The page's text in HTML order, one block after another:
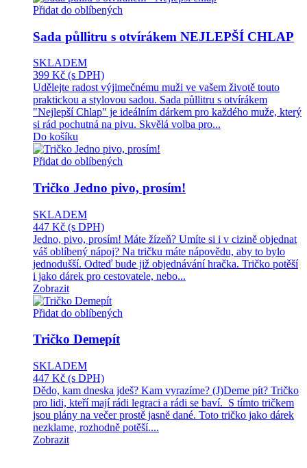
Přidat do oblíbených
Sada půllitru s otvírákem NEJLEPŠÍ CHLAP
SKLADEM
399 Kč (s DPH)
Udělejte radost výjimečnému muži ve vašem životě touto
praktickou a stylovou sadou. Sada půllitru s otvírákem
"Nejlepší Chlap" je ideálním dárkem pro každého muže, který
si rád pochutná na pivu. Skvělá volba pro...
Do košíku
Přidat do oblíbených
Tričko Jedno pivo, prosím!
SKLADEM
447 Kč (s DPH)
Jedno, pivo, prosím! Máte žízeň? Umíte si i v cizině objednat
váš oblíbený nápoj? Na tričku máte nápovědu, aby to bylo
jednodušší. Odteď bude již objednávání hračka. Tričko potěší
i jako dárek pro cestovatele, nebo...
Zobrazit
Přidat do oblíbených
Tričko Demepít
SKLADEM
447 Kč (s DPH)
Dědo, kam dneska jdeš? Kam vyrazíme? (J)Deme pít? Tričko
pro lidi, kteří mají rádi legraci a rádi se baví. S tímto tričkem
jsou plány na večer prostě jasně dané. Toto tričko jako dárek
nezklame, rozhodně potěší....
Zobrazit